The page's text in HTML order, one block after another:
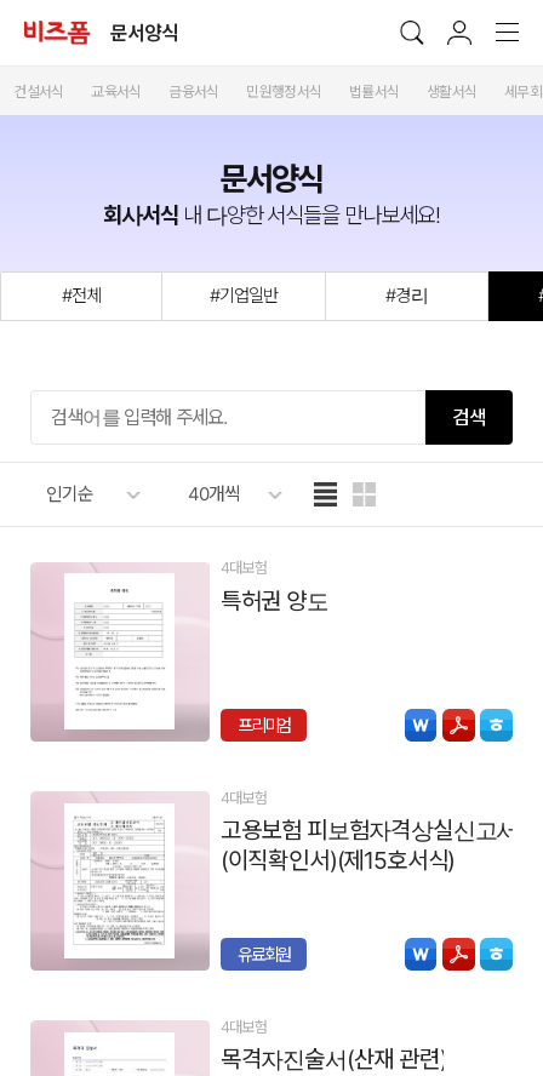
문서양식
건설서식 교육서식 금융서식 민원행정서식 법률서식 생활서식 세무
문서양식
회사서식 내 다양한 서식들을 만나보세요!
#전체 #기업일반 #경리
검색
인기순 40개씩
4대보험
특허권 양도
프리미엄
4대보험
고용보험 피보험자격상실신고서
(이직확인서)(제15호서식)
유료회원
4대보험
목격자진술서(산재 관련)